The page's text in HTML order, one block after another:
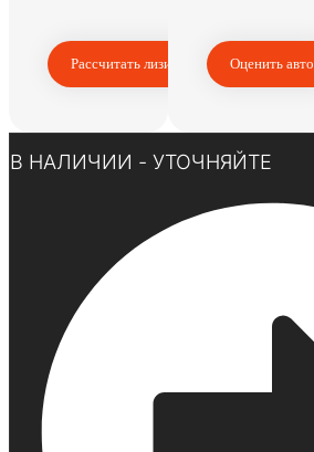
Рассчитать лизинг Оценить авто
В НАЛИЧИИ - УТОЧНЯЙТЕ